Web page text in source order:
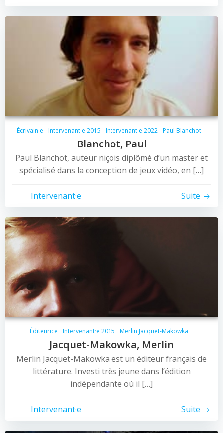
Écrivain·e Intervenant·e 2015 Intervenant·e 2022 Paul Blanchot
Blanchot, Paul
Paul Blanchot, auteur niçois diplômé d’un master et
spécialisé dans la conception de jeux vidéo, en […]
Intervenant·e Suite
Éditeurice Intervenant·e 2015 Merlin Jacquet-Makowka
Jacquet-Makowka, Merlin
Merlin Jacquet-Makowka est un éditeur français de
littérature. Investi très jeune dans l’édition
indépendante où il […]
Intervenant·e Suite